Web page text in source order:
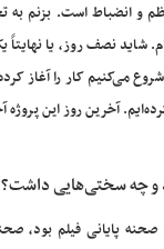
و انضباط است. بزنم به
شاید نصف روز، یا
می‌کنیم کار را آغاز
آخرین روز این
و چه سختی‌هایی داشت؟
صحنه پایانی فیلم بود،